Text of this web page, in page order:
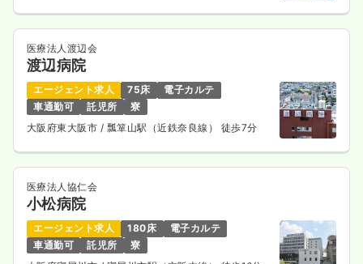
日勤のみ（パート）
給与 時給1,400〜1,700円
時間 8:30～17:15
医療法人渡辺会
渡辺病院
エージェント求人 75床
電子カルテ
車通勤可
託児所
寮
大阪府東大阪市 / 瓢箪山駅（近鉄奈良線） 徒歩7分
医療法人協仁会
小松病院
エージェント求人 180床
電子カルテ
車通勤可
託児所
寮